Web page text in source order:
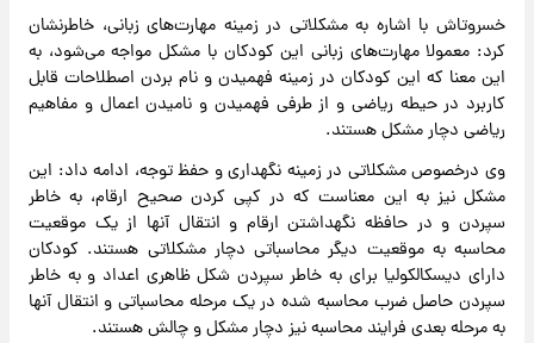
خسروتاش با اشاره به مشکلاتی در زمینه مهارت‌های زبانی، خاطرنشان
کرد: معمولا مهارت‌های زبانی این کودکان با مشکل مواجه می‌شود، به
این معنا که این کودکان در زمینه فهمیدن و نام بردن اصطلاحات قابل
کاربرد در حیطه ریاضی و از طرفی فهمیدن و نامیدن اعمال و مفاهیم
ریاضی دچار مشکل هستند.
وی درخصوص مشکلاتی در زمینه نگهداری و حفظ توجه، ادامه داد: این
مشکل نیز به این معناست که در کپی کردن صحیح ارقام، به خاطر
سپردن و در حافظه نگهداشتن ارقام و انتقال آنها از یک موقعیت
محاسبه به موقعیت دیگر محاسباتی دچار مشکلاتی هستند. کودکان
دارای دیسکالکولیا برای به خاطر سپردن شکل ظاهری اعداد و به خاطر
سپردن حاصل ضرب محاسبه شده در یک مرحله محاسباتی و انتقال آنها
به مرحله بعدی فرایند محاسبه نیز دچار مشکل و چالش هستند.